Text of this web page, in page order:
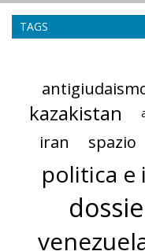
TAGS
kazakistan
iran
spazio
politica e